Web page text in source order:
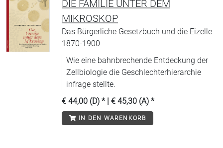
DIE FAMILIE UNTER DEM
MIKROSKOP
Das Bürgerliche Gesetzbuch und die Eizelle
1870-1900
Wie eine bahnbrechende Entdeckung der
Zellbiologie die Geschlechterhierarchie
infrage stellte.
€ 44,00 (D) * | € 45,30 (A) *
IN DEN WARENKORB